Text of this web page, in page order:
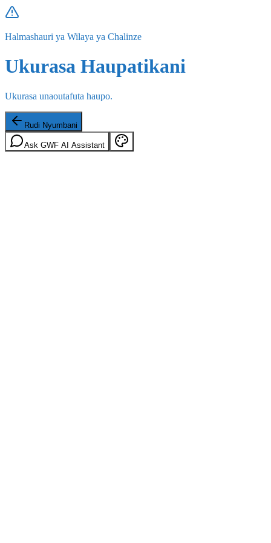
Halmashauri ya Wilaya ya Chalinze
Ukurasa Haupatikani
Ukurasa unaoutafuta haupo.
Rudi Nyumbani
Ask GWF AI Assistant